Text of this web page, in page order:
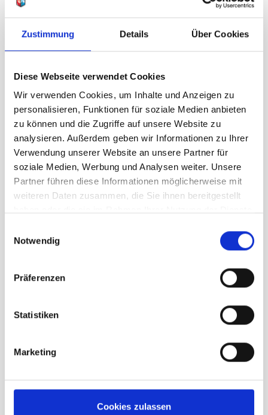
Zustimmung Details Über Cookies
Diese Webseite verwendet Cookies
Wir verwenden Cookies, um Inhalte und Anzeigen zu
personalisieren, Funktionen für soziale Medien anbieten
zu können und die Zugriffe auf unsere Website zu
analysieren. Außerdem geben wir Informationen zu Ihrer
Verwendung unserer Website an unsere Partner für
soziale Medien, Werbung und Analysen weiter. Unsere
Partner führen diese Informationen möglicherweise mit
weiteren Daten zusammen, die Sie ihnen bereitgestellt
Notwendig
Präferenzen
Statistiken
Marketing
Cookies zulassen
In den Warenkorb
Artilect Boulder 125 Tee Damen
Inkl. 19% Steuern
In den Warenkorb